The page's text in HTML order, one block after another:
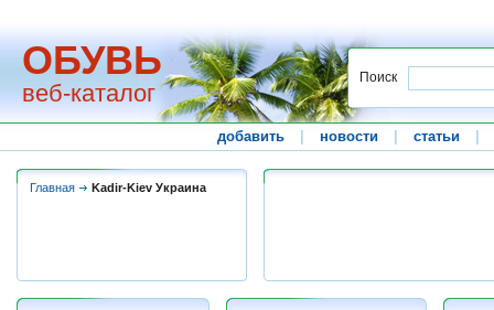
ОБУВЬ
веб-каталог
Поиск
добавить новости статьи
Главная Kadir-Kiev Украина